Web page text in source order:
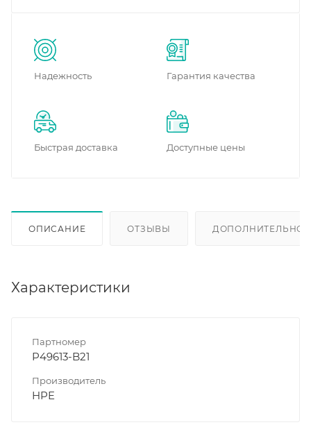
Надежность Гарантия качества
Быстрая доставка Доступные цены
ОПИСАНИЕ ОТЗЫВЫ ДОПОЛНИТЕЛЬНО
Характеристики
Партномер
P49613-B21
Производитель
HPE